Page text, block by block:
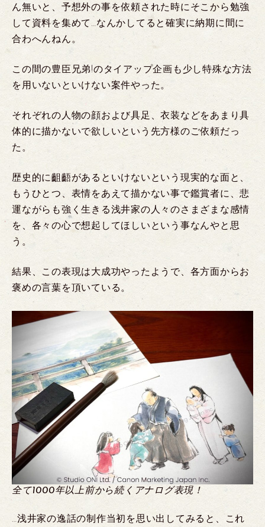
ん無いと、予想外の事を依頼された時にそこから勉強
して資料を集めて…なんかしてると確実に納期に間に
合わへんねん。
この間の豊臣兄弟!のタイアップ企画も少し特殊な方法
を用いないといけない案件やった。
それぞれの人物の顔および具足、衣装などをあまり具
体的に描かないで欲しいという先方様のご依頼だっ
た。
歴史的に齟齬があるといけないという現実的な面と、
もうひとつ、表情をあえて描かない事で鑑賞者に、悲
運ながらも強く生きる浅井家の人々のさまざまな感情
を、各々の心で想起してほしいという事なんやと思
う。
結果、この表現は大成功やったようで、各方面からお
褒めの言葉を頂いている。
全て1000年以上前から続くアナログ表現！
…浅井家の逸話の制作当初を思い出してみると、これ